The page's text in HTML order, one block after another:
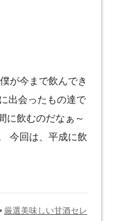
が今まで飲んでき
出会ったもの達で
に飲むのだなぁ～
今回は、平成に飲
• 厳選美味しい甘酒セレ